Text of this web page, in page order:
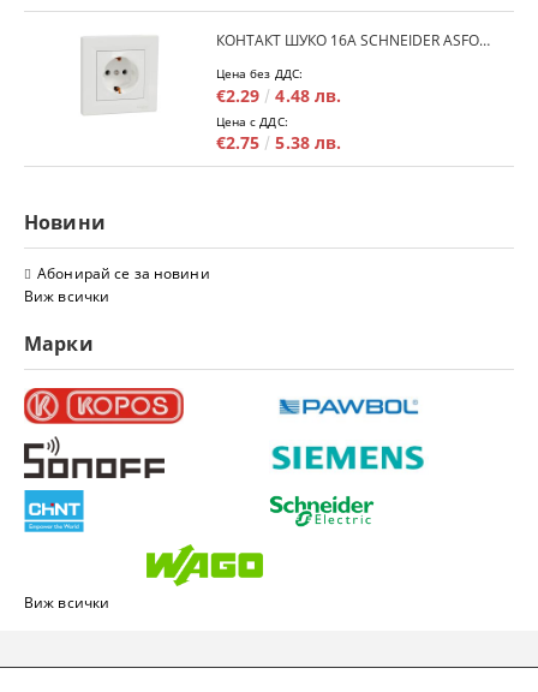
КОНТАКТ ШУКО 16A SCHNEIDER ASFORA EPH2900121 - БЯЛ
Цена без ДДС:
€2.29 4.48 лв.
Цена с ДДС:
€2.75 5.38 лв.
Новини
Абонирай се за новини
Виж всички
Марки
Виж всички